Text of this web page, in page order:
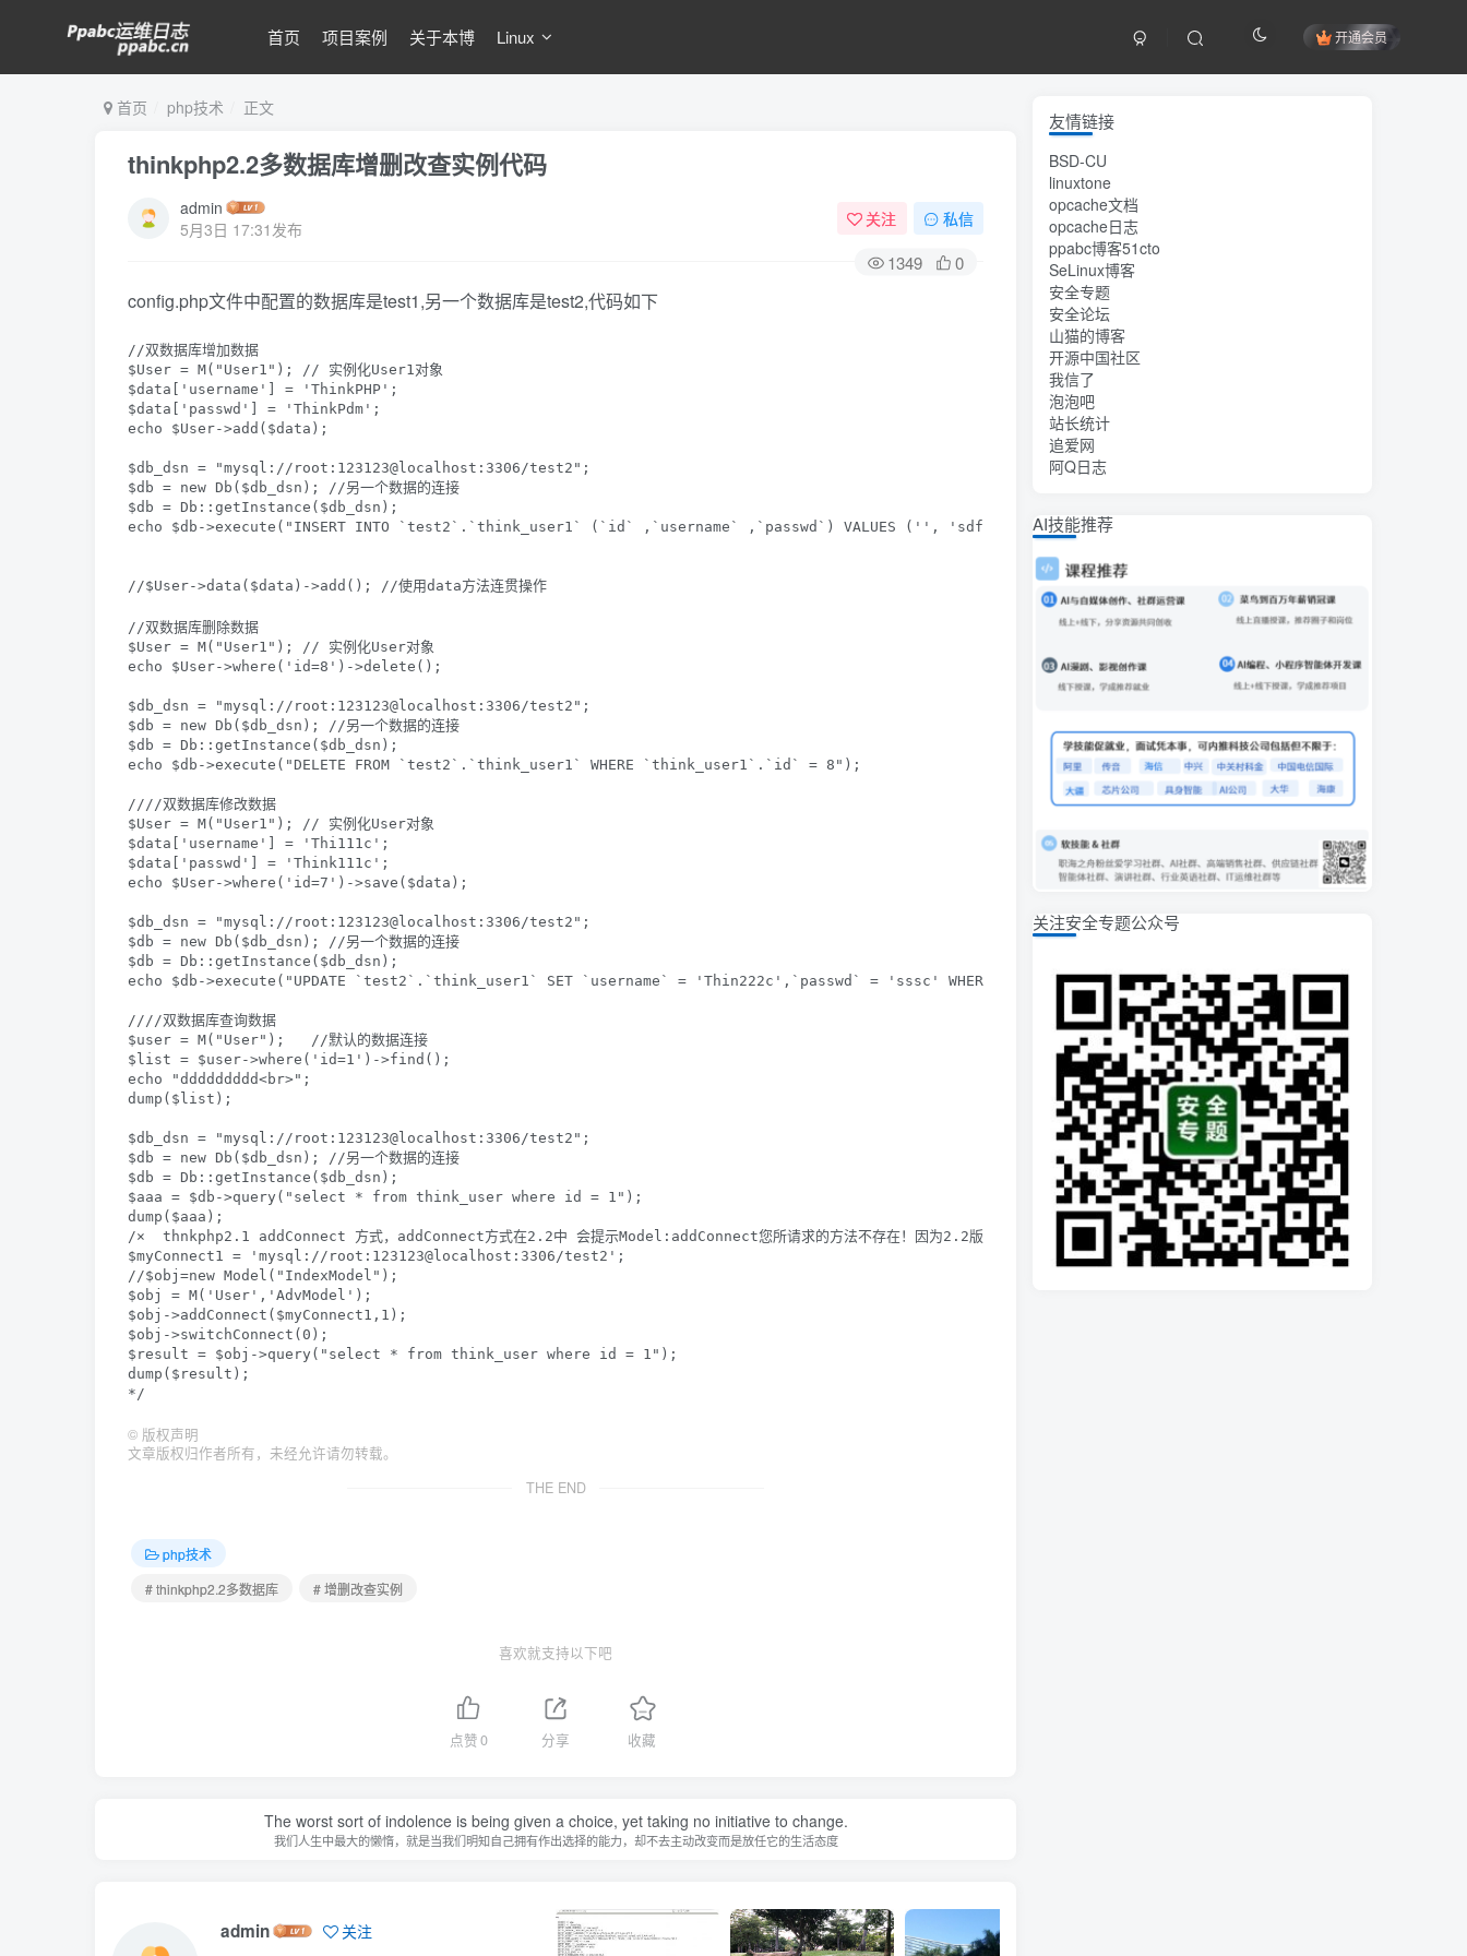
首页 项目案例 关于本博 Linux 开通会员
首页 php技术 正文
thinkphp2.2多数据库增删改查实例代码
admin
5月3日 17:31发布
关注 私信
1349 0
config.php文件中配置的数据库是test1,另一个数据库是test2,代码如下
//双数据库增加数据
$User = M("User1"); // 实例化User1对象
$data['username'] = 'ThinkPHP';
$data['passwd'] = 'ThinkPdm';
echo $User->add($data);
$db_dsn = "mysql://root:123123@localhost:3306/test2";
$db = new Db($db_dsn); //另一个数据的连接
$db = Db::getInstance($db_dsn);
echo $db->execute("INSERT INTO `test2`.`think_user1` (`id` ,`username` ,`passwd`) VALUES ('', 'sdf', 'sss')");
//$User->data($data)->add(); //使用data方法连贯操作
//双数据库删除数据
$User = M("User1"); // 实例化User对象
echo $User->where('id=8')->delete();
$db_dsn = "mysql://root:123123@localhost:3306/test2";
$db = new Db($db_dsn); //另一个数据的连接
$db = Db::getInstance($db_dsn);
echo $db->execute("DELETE FROM `test2`.`think_user1` WHERE `think_user1`.`id` = 8");
////双数据库修改数据
$User = M("User1"); // 实例化User对象
$data['username'] = 'Thi111c';
$data['passwd'] = 'Think111c';
echo $User->where('id=7')->save($data);
$db_dsn = "mysql://root:123123@localhost:3306/test2";
$db = new Db($db_dsn); //另一个数据的连接
$db = Db::getInstance($db_dsn);
echo $db->execute("UPDATE `test2`.`think_user1` SET `username` = 'Thin222c',`passwd` = 'sssc' WHERE `think_user1`.`id` =7");
////双数据库查询数据
$user = M("User");   //默认的数据连接
$list = $user->where('id=1')->find();
echo "ddddddddd<br>";
dump($list);
$db_dsn = "mysql://root:123123@localhost:3306/test2";
$db = new Db($db_dsn); //另一个数据的连接
$db = Db::getInstance($db_dsn);
$aaa = $db->query("select * from think_user where id = 1");
dump($aaa);
/×  thnkphp2.1 addConnect 方式，addConnect方式在2.2中 会提示Model:addConnect您所请求的方法不存在！因为2.2版本已经删除不了addConnect方法
$myConnect1 = 'mysql://root:123123@localhost:3306/test2';
//$obj=new Model("IndexModel");
$obj = M('User','AdvModel');
$obj->addConnect($myConnect1,1);
$obj->switchConnect(0);
$result = $obj->query("select * from think_user where id = 1");
dump($result);
*/
© 版权声明
文章版权归作者所有，未经允许请勿转载。
THE END
php技术
# thinkphp2.2多数据库
# 增删改查实例
喜欢就支持以下吧
点赞0 分享 收藏
The worst sort of indolence is being given a choice, yet taking no initiative to change.
我们人生中最大的懒惰，就是当我们明知自己拥有作出选择的能力，却不去主动改变而是放任它的生活态度
admin 关注
友情链接
BSD-CU
linuxtone
opcache文档
opcache日志
ppabc博客51cto
SeLinux博客
安全专题
安全论坛
山猫的博客
开源中国社区
我信了
泡泡吧
站长统计
追爱网
阿Q日志
AI技能推荐
关注安全专题公众号